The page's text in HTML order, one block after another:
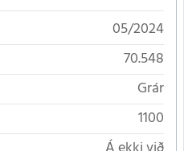
05/2024
70.548
Grár
1100